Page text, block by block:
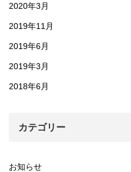
2020年3月
2019年11月
2019年6月
2019年3月
2018年6月
カテゴリー
お知らせ